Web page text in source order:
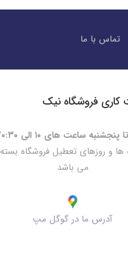
تماس با ما
فروشگاه نیک
ساعت های ۱۰ الی ۲۰:۳۰
و روزهای تعطیل فروشگاه بسته
می باشد
آدرس ما در گوگل مپ